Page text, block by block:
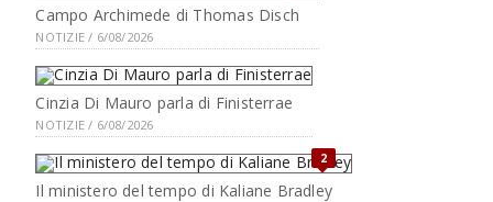
Campo Archimede di Thomas Disch
NOTIZIE / 6/08/2026
Cinzia Di Mauro parla di Finisterrae
NOTIZIE / 6/08/2026
2
Il ministero del tempo di Kaliane Bradley